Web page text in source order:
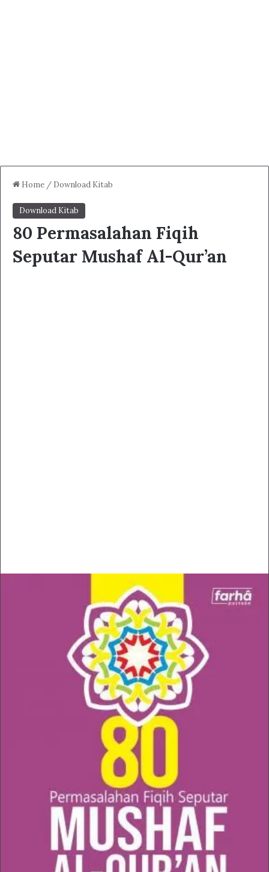
Home / Download Kitab
Download Kitab
80 Permasalahan Fiqih
Seputar Mushaf Al-Qur’an